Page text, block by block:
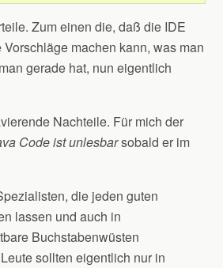
Zum einen die, daß die IDE
machen kann, was man
gerade hat, nun eigentlich
Nachteile. Für mich der
Code ist unlesbarsobald er im
die jeden guten
lassen und auch in
Buchstabenwüsten
sollten eigentlich nur in